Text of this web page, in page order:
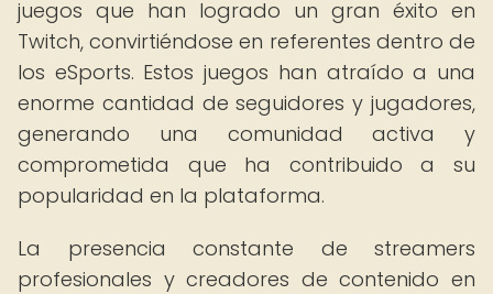
juegos que han logrado un gran éxito en
Twitch, convirtiéndose en referentes dentro de
los eSports. Estos juegos han atraído a una
enorme cantidad de seguidores y jugadores,
generando una comunidad activa y
comprometida que ha contribuido a su
popularidad en la plataforma.
La presencia constante de streamers
profesionales y creadores de contenido en